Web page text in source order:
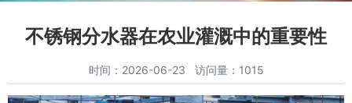
不锈钢分水器在农业灌溉中的重要性
时间：2026-06-23 访问量：1015